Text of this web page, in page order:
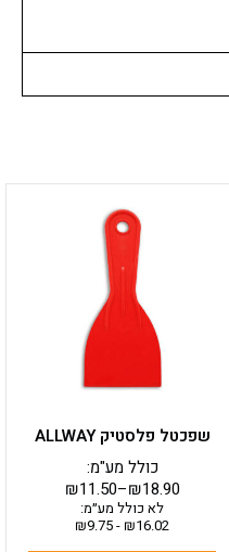
שפכטל פלסטיק ALLWAY
₪11.50–₪18.90
כולל מע"מ:
לא כולל מע״מ:
₪16.02
-
₪9.75
זה
יש
מספר
סוגים.
ניתן
לבחור
האפשרויות